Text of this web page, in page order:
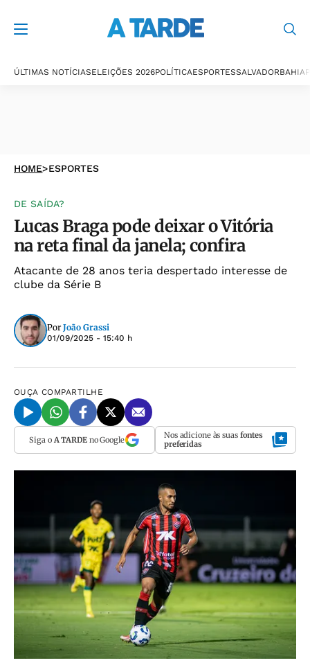
ÚLTIMAS NOTÍCIASELEIÇÕES 2026POLÍTICAESPORTESSALVADORBAHIA
HOME>ESPORTES
DE SAÍDA?
Lucas Braga pode deixar o Vitória
na reta final da janela; confira
Atacante de 28 anos teria despertado interesse de
clube da Série B
Por João Grassi
01/09/2025 - 15:40 h
OUÇA COMPARTILHE
Siga o A TARDEno Google Nos adicione às suas fontes
preferidas